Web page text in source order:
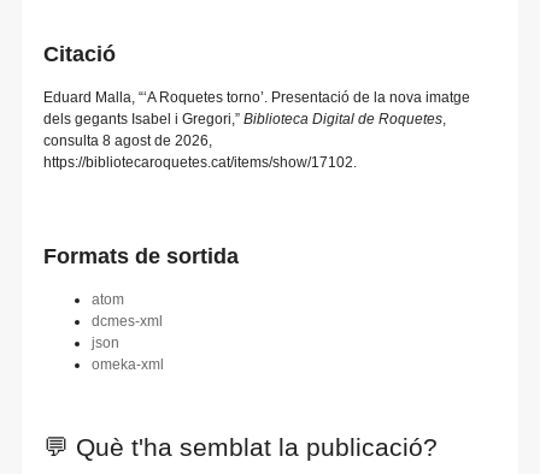
Citació
Eduard Malla, “‘A Roquetes torno’. Presentació de la nova imatge
dels gegants Isabel i Gregori,” Biblioteca Digital de Roquetes
consulta 8 agost de 2026,
https://bibliotecaroquetes.cat/items/show/17102
Formats de sortida
atom
dcmes-xml
json
omeka-xml
💬 Què t'ha semblat la publicació?